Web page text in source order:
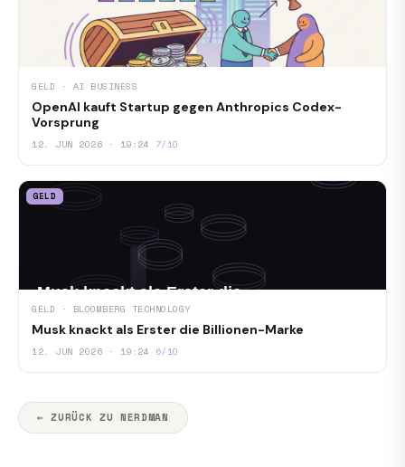
GELD · AI BUSINESS
OpenAI kauft Startup gegen Anthropics Codex-
Vorsprung
12. JUN 2026 · 19:24 7/10
GELD
GELD · BLOOMBERG TECHNOLOGY
Musk knackt als Erster die Billionen-Marke
12. JUN 2026 · 19:24 6/10
← ZURÜCK ZU NERDMAN